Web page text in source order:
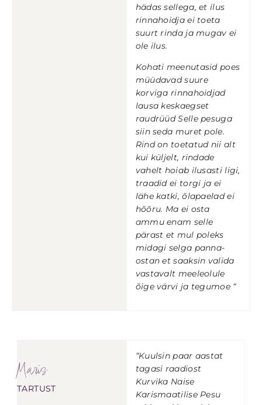
hädas sellega, et ilus
rinnahoidja ei toeta
suurt rinda ja mugav ei
ole ilus.
Kohati meenutasid poes
müüdavad suure
korviga rinnahoidjad
lausa keskaegset
raudrüüd Selle pesuga
siin seda muret pole.
Rind on toetatud nii alt
kui küljelt, rindade
vahelt hoiab ilusasti ligi,
traadid ei torgi ja ei
lähe katki, õlapaelad ei
hõõru. Ma ei osta
ammu enam selle
pärast et mul poleks
midagi selga panna-
ostan et saaksin valida
vastavalt meeleolule
õige värvi ja tegumoe “
Maris
TARTUST
“Kuulsin paar aastat
tagasi raadiost
Kurvika Naise
Karismaatilise Pesu